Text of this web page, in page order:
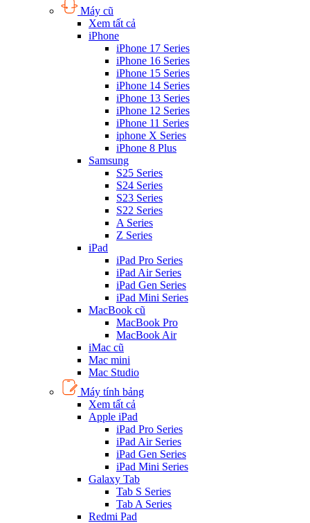
Máy cũ
Xem tất cả
iPhone
iPhone 17 Series
iPhone 16 Series
iPhone 15 Series
iPhone 14 Series
iPhone 13 Series
iPhone 12 Series
iPhone 11 Series
iphone X Series
iPhone 8 Plus
Samsung
S25 Series
S24 Series
S23 Series
S22 Series
A Series
Z Series
iPad
iPad Pro Series
iPad Air Series
iPad Gen Series
iPad Mini Series
MacBook cũ
MacBook Pro
MacBook Air
iMac cũ
Mac mini
Mac Studio
Máy tính bảng
Xem tất cả
Apple iPad
iPad Pro Series
iPad Air Series
iPad Gen Series
iPad Mini Series
Galaxy Tab
Tab S Series
Tab A Series
Redmi Pad